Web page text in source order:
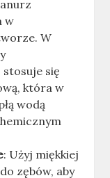
w
W
się
która w
wodą
: Użyj miękkiej
zębów, aby